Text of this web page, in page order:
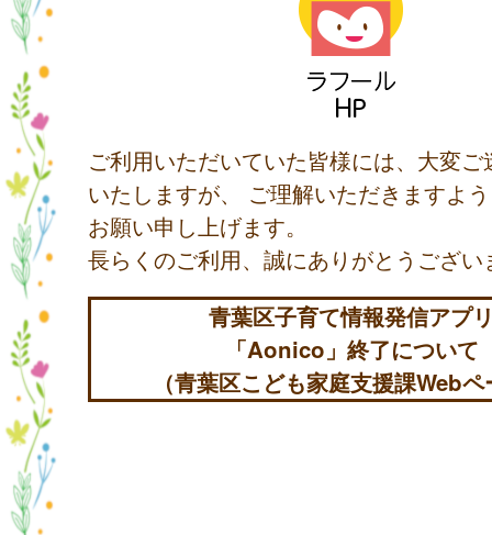
ご利用いただいていた皆様には、大変
いたしますが、 ご理解いただきますよ
お願い申し上げます。
長らくのご利用、誠にありがとうござい
青葉区子育て情報発信アプ
「Aonico」終了について
（青葉区こども家庭支援課Web